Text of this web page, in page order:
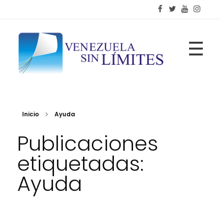
Fundación Venezuela Sin Límites
21 años de alianzas para la transformación socialInicio Ayuda
Publicaciones
etiquetadas:
Ayuda